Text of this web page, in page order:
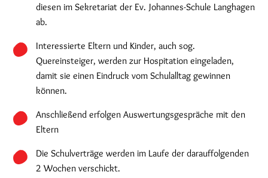
diesen im Sekretariat der Ev. Johannes-Schule Langhagen
ab.
Interessierte Eltern und Kinder, auch sog.
Quereinsteiger, werden zur Hospitation eingeladen,
damit sie einen Eindruck vom Schulalltag gewinnen
können.
Anschließend erfolgen Auswertungsgespräche mit den
Eltern
Die Schulverträge werden im Laufe der darauffolgenden
2 Wochen verschickt.